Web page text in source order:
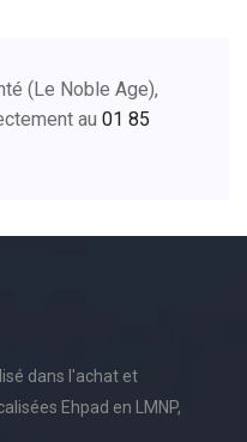
(Le Noble Age),
au 01 85
dans l'achat et
Ehpad en LMNP,